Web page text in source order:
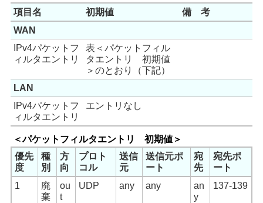
項目名 初期値
備 考
WAN
IPv4パケットフ
ィルタエントリ
表＜パケットフィル
タエントリ 初期値
＞のとおり（下記）
LAN
IPv4パケットフ
ィルタエントリ
エントリなし
＜パケットフィルタエントリ 初期値＞
優先
度
種
別
方
向
プロト
コル
送信
元
送信元ポ
ート
宛
先
宛先ポ
ート
1
廃
棄
ou
t
UDP any any
an
y
137-139